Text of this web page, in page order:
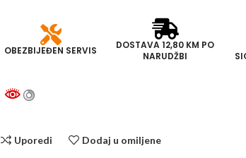
OBEZBIJEĐEN SERVIS
DOSTAVA 12,80 KM PO
NARUDŽBI
Uporedi Dodaj u omiljene